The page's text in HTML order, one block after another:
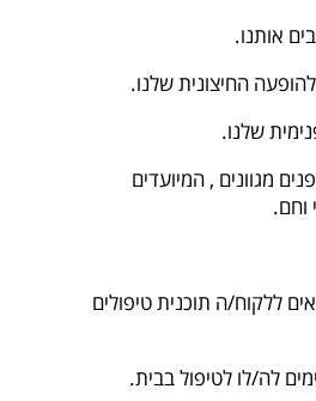
אותנו.
החיצונית שלנו.
שלנו.
מגוונים , המיועדים
וחם.
ללקוח/ה תוכנית טיפולים
לה/לו לטיפול בבית.